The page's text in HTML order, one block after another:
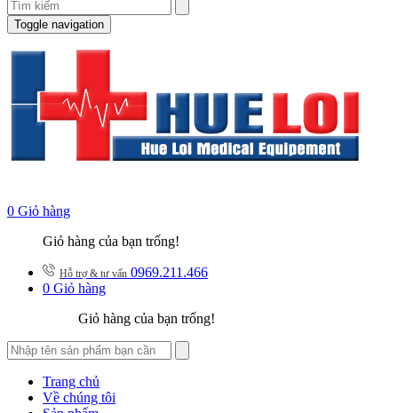
Toggle navigation
0 Giỏ hàng
Giỏ hàng của bạn trống!
Hỗ trợ & tư vấn 0969.211.466
0 Giỏ hàng
Giỏ hàng của bạn trống!
Trang chủ
Về chúng tôi